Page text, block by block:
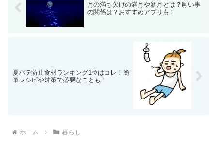
月の満ち欠けの満月や新月とは？願い事
の関係は？おすすめアプリも！
夏バテ防止食材ランキング1位はコレ！簡
単レシピや対策で必要なことも！
ホーム 暮らし